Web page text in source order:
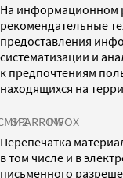
На информационном
рекомендательные
предоставления
систематизации и
к предпочтениям
находящихся на
SPARROWINFOX
Перепечатка
в том числе и в
письменного